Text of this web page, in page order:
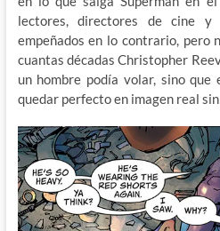
lectores, directores de cine y
empeñados en lo contrario, pero
cuantas décadas Christopher
un hombre podía volar, sino que
quedar perfecto en imagen real